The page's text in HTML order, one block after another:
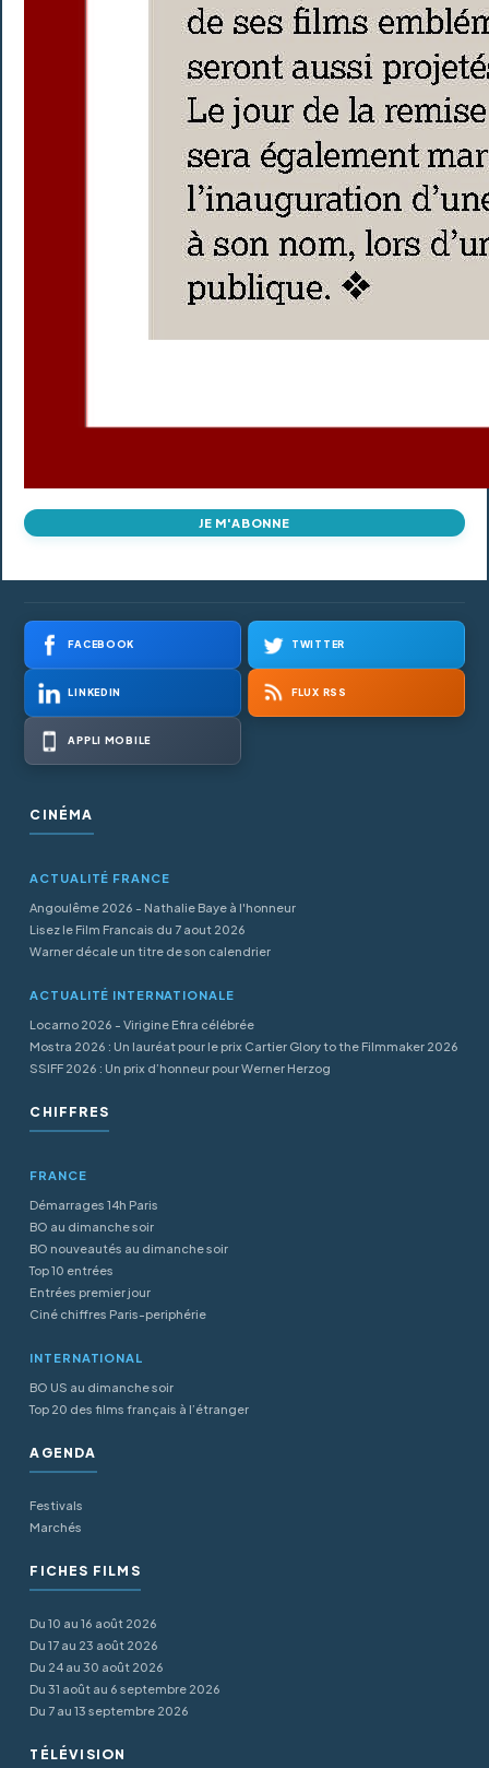
JE M'ABONNE
FACEBOOK TWITTER
LINKEDIN FLUX RSS
APPLI MOBILE
CINÉMA
ACTUALITÉ FRANCE
Angoulême 2026 - Nathalie Baye à l'honneur
Lisez le Film Francais du 7 aout 2026
Warner décale un titre de son calendrier
ACTUALITÉ INTERNATIONALE
Locarno 2026 - Virigine Efira célébrée
Mostra 2026 : Un lauréat pour le prix Cartier Glory to the Filmmaker 2026
SSIFF 2026 : Un prix d’honneur pour Werner Herzog
CHIFFRES
FRANCE
Démarrages 14h Paris
BO au dimanche soir
BO nouveautés au dimanche soir
Top 10 entrées
Entrées premier jour
Ciné chiffres Paris-periphérie
INTERNATIONAL
BO US au dimanche soir
Top 20 des films français à l’étranger
AGENDA
Festivals
Marchés
FICHES FILMS
Du 10 au 16 août 2026
Du 17 au 23 août 2026
Du 24 au 30 août 2026
Du 31 août au 6 septembre 2026
Du 7 au 13 septembre 2026
TÉLÉVISION